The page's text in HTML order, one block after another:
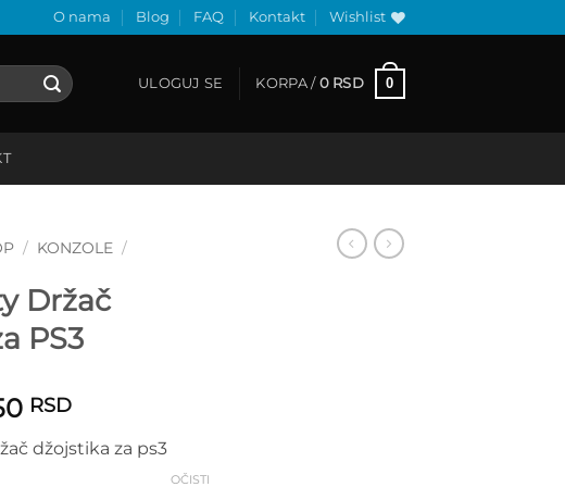
O nama Blog FAQ Kontakt Wishlist
ULOGUJ SE KORPA / 0 RSD 0
/ KONZOLE /
Držač
PS3
RSDRaspon
od
džojstika za ps3
OČISTI